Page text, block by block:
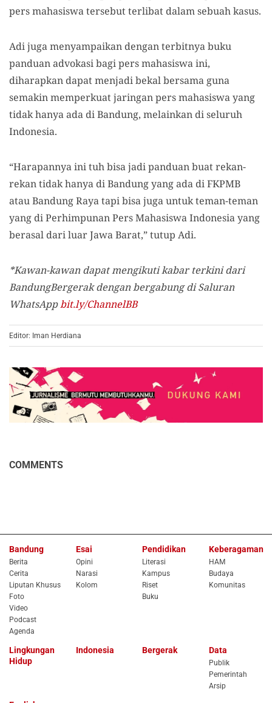
pers mahasiswa tersebut terlibat dalam sebuah kasus.
Adi juga menyampaikan dengan terbitnya buku
panduan advokasi bagi pers mahasiswa ini,
diharapkan dapat menjadi bekal bersama guna
semakin memperkuat jaringan pers mahasiswa yang
tidak hanya ada di Bandung, melainkan di seluruh
Indonesia.
“Harapannya ini tuh bisa jadi panduan buat rekan-
rekan tidak hanya di Bandung yang ada di FKPMB
atau Bandung Raya tapi bisa juga untuk teman-teman
yang di Perhimpunan Pers Mahasiswa Indonesia yang
berasal dari luar Jawa Barat,” tutup Adi.
*Kawan-kawan dapat mengikuti kabar terkini dari
BandungBergerak dengan bergabung di Saluran
WhatsAppbit.ly/ChannelBB
Editor: Iman Herdiana
COMMENTS
Bandung
Berita
Cerita
Liputan Khusus
Foto
Video
Podcast
Agenda
Esai
Opini
Narasi
Kolom
Pendidikan
Literasi
Kampus
Riset
Buku
Keberagaman
HAM
Budaya
Komunitas
Lingkungan
Hidup
Indonesia Bergerak Data
Publik
Pemerintah
Arsip